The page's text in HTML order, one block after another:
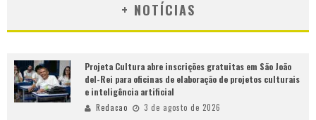
+ NOTÍCIAS
Projeta Cultura abre inscrições gratuitas em São João
del-Rei para oficinas de elaboração de projetos culturais
e inteligência artificial
Redacao 3 de agosto de 2026